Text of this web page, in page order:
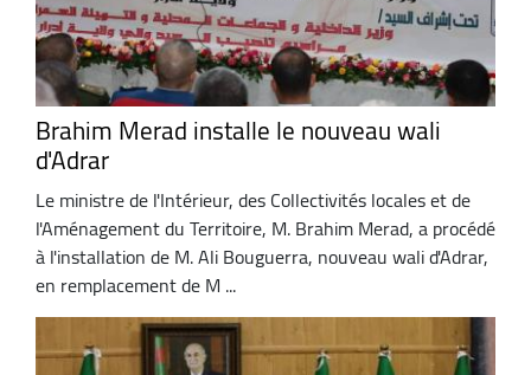
Brahim Merad installe le nouveau wali
d'Adrar
Le ministre de l'Intérieur, des Collectivités locales et de
l'Aménagement du Territoire, M. Brahim Merad, a procédé
à l'installation de M. Ali Bouguerra, nouveau wali d'Adrar,
en remplacement de M ...